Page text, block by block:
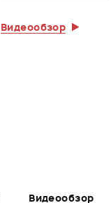
Видеообзор
Видеообзор